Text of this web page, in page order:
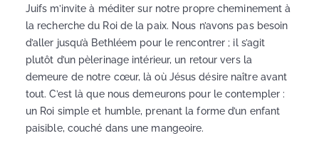
Juifs m’invite à méditer sur notre propre cheminement à
la recherche du Roi de la paix. Nous n’avons pas besoin
d’aller jusqu’à Bethléem pour le rencontrer ; il s’agit
plutôt d’un pèlerinage intérieur, un retour vers la
demeure de notre cœur, là où Jésus désire naître avant
tout. C’est là que nous demeurons pour le contempler :
un Roi simple et humble, prenant la forme d’un enfant
paisible, couché dans une mangeoire.